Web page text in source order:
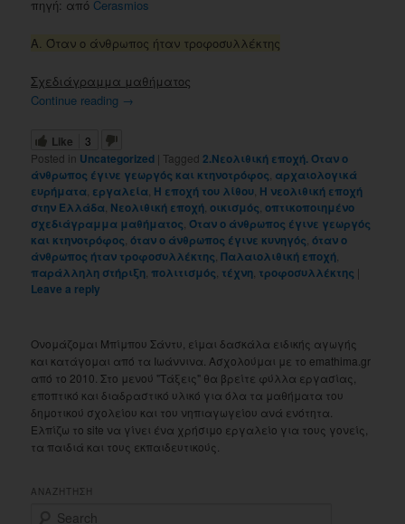
πηγή: από Cerasmios
Α. Όταν ο άνθρωπος ήταν τροφοσυλλέκτης
Σχεδιάγραμμα μαθήματος
Continue reading →
Like
3
Posted in Uncategorized | Tagged 2.Νεολιθική εποχή. Όταν ο
άνθρωπος έγινε γεωργός και κτηνοτρόφος αρχαιολογικά
ευρήματα εργαλεία Η εποχή του λίθου Η νεολιθική εποχή
στην Ελλάδα Νεολιθική εποχή ,οικισμός ,οπτικοποιημένο
σχεδιάγραμμα μαθήματος ,Όταν ο άνθρωπος έγινε γεωργός
και κτηνοτρόφος ,όταν ο άνθρωπος έγινε κυνηγός ,όταν ο
άνθρωπος ήταν τροφοσυλλέκτης ,Παλαιολιθική εποχή
παράλληλη στήριξη πολιτισμός τέχνη τροφοσυλλέκτης |
Leave a reply
Ονομάζομαι Μπίμπου Σάντυ, είμαι δασκάλα ειδικής αγωγής
και κατάγομαι από τα Ιωάννινα. Ασχολούμαι με το emathima.gr
από το 2010. Στο μενού "Τάξεις" θα βρείτε φύλλα εργασίας,
εποπτικό και διαδραστικό υλικό για όλα τα μαθήματα του
δημοτικού σχολείου και του νηπιαγωγείου ανά ενότητα.
Ελπίζω το site να γίνει ένα χρήσιμο εργαλείο για τους γονείς,
τα παιδιά και τους εκπαιδευτικούς.
ΑΝΑΖΗΤΗΣΗ